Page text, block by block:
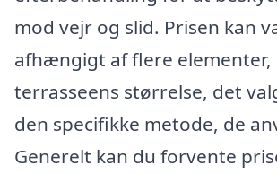
mod vejr og slid. Prisen kan
afhængigt af flere
terrasseens størrelse, det
den specifikke metode, de
Generelt kan du forvente